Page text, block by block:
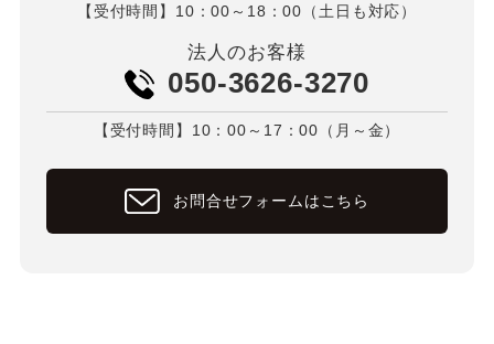
【受付時間】10：00～18：00（土日も対応）
法人のお客様
050-3626-3270
【受付時間】10：00～17：00（月～金）
お問合せフォームはこちら